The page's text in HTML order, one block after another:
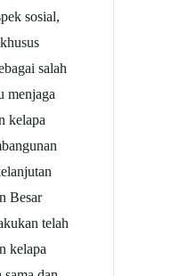
sosial,
salah
menjaga
kelapa
Besar
telah
kelapa